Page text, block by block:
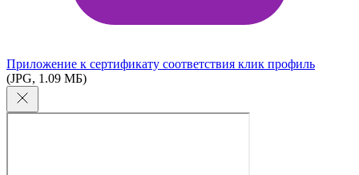
Приложение к сертификату соответствия клик профиль
(JPG, 1.09 МБ)